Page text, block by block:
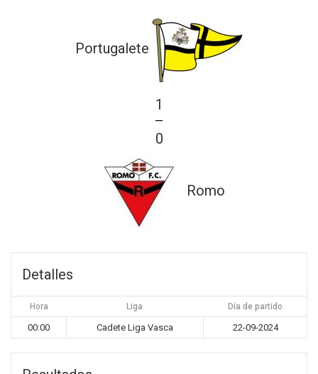
Portugalete
1
—
0
Romo
Detalles
Hora Liga Día de partido
00:00 Cadete Liga Vasca 22-09-2024